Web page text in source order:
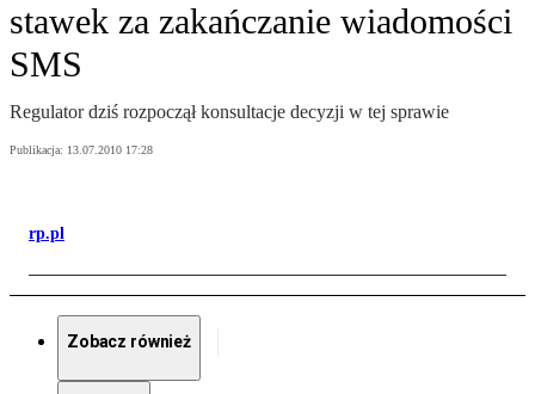
stawek za zakańczanie wiadomości
SMS
Regulator dziś rozpoczął konsultacje decyzji w tej sprawie
Publikacja: 13.07.2010 17:28
rp.pl
Zobacz również